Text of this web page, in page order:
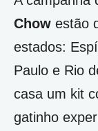
Chow estão
estados:
Paulo e Rio
casa um kit
gatinho